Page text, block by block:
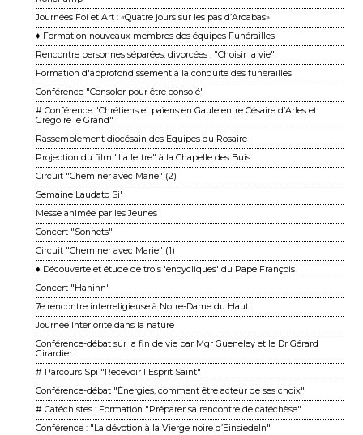
Journées Foi et Art : «Quatre jours sur les pas d’Arcabas»
♦ Formation nouveaux membres des équipes Funérailles
Rencontre personnes séparées, divorcées : "Choisir la vie"
Formation d'approfondissement à la conduite des funérailles
Conférence "Consoler pour être consolé"
# Conférence "Chrétiens et païens en Gaule entre Césaire d’Arles et
Grégoire le Grand"
Rassemblement diocésain des Équipes du Rosaire
Projection du film "La lettre" à la Chapelle des Buis
Circuit "Cheminer avec Marie" (2)
Semaine Laudato Si'
Messe animée par les Jeunes
Concert "Sonnets"
Circuit "Cheminer avec Marie" (1)
♦ Découverte et étude de trois 'encycliques' du Pape François
Concert "Haninn"
7e rencontre interreligieuse à Notre-Dame du Haut
Journée Intériorité dans la nature
Conférence-débat sur la fin de vie par Mgr Gueneley et le Dr Gérard
Girardier
# Parcours Spi "Recevoir l'Esprit Saint"
Conférence-débat "Énergies, comment être acteur de ses choix"
# Catéchistes : Formation "Préparer sa rencontre de catéchèse"
Conférence : "La dévotion à la Vierge noire d’Einsiedeln"